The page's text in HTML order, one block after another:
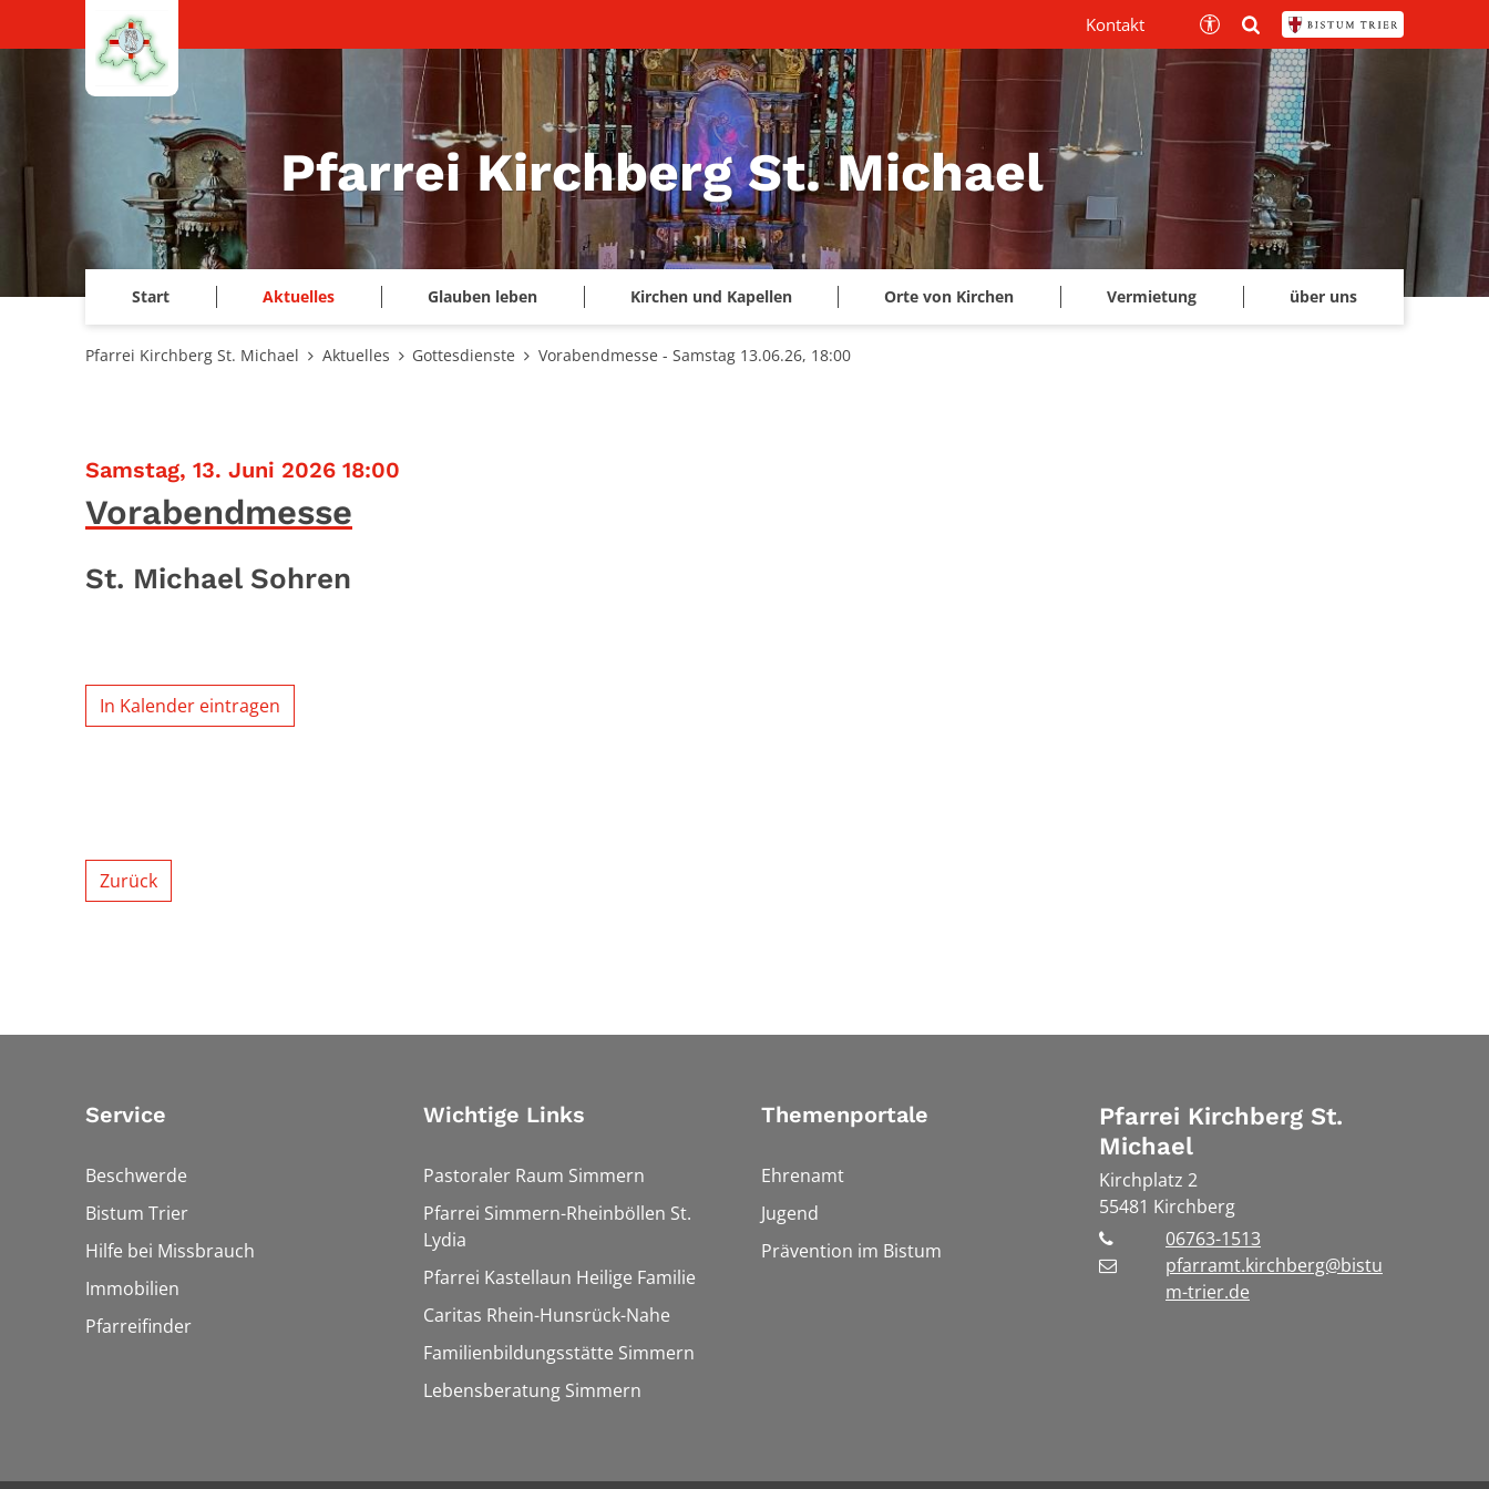
Zum Inhalt springen
Pfarrei Kirchberg St. Michael
Start Aktuelles Glauben leben Kirchen und Kapellen Orte von Kirchen Vermietung über uns
Kontakt
Pfarrei Kirchberg St. Michael Aktuelles Gottesdienste Vorabendmesse - Samstag 13.06.26, 18:00
Samstag, 13. Juni 2026 18:00
Vorabendmesse
St. Michael Sohren
In Kalender eintragen
Zurück
Service
Beschwerde
Bistum Trier
Hilfe bei Missbrauch
Immobilien
Pfarreifinder
Wichtige Links
Pastoraler Raum Simmern
Pfarrei Simmern-Rheinböllen St.
Lydia
Pfarrei Kastellaun Heilige Familie
Caritas Rhein-Hunsrück-Nahe
Familienbildungsstätte Simmern
Lebensberatung Simmern
Themenportale
Ehrenamt
Jugend
Prävention im Bistum
Pfarrei Kirchberg St.
Michael
Kirchplatz 2
55481 Kirchberg
06763-1513
pfarramt.kirchberg@bistu
m-trier.de